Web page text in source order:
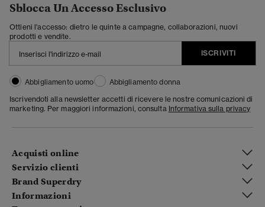
Sblocca Un Accesso Esclusivo
Ottieni l'accesso: dietro le quinte a campagne, collaborazioni, nuovi
prodotti e vendite.
ISCRIVITI
Abbigliamento uomo
Abbigliamento donna
Iscrivendoti alla newsletter accetti di ricevere le nostre comunicazioni di
marketing. Per maggiori informazioni, consulta Informativa sulla privacy
Acquisti online
Servizio clienti
Brand Superdry
Informazioni